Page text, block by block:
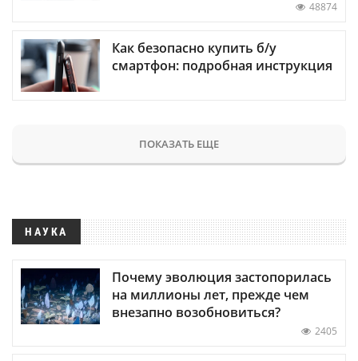
48874
Как безопасно купить б/у
смартфон: подробная инструкция
ПОКАЗАТЬ ЕЩЕ
НАУКА
Почему эволюция застопорилась
на миллионы лет, прежде чем
внезапно возобновиться?
2405